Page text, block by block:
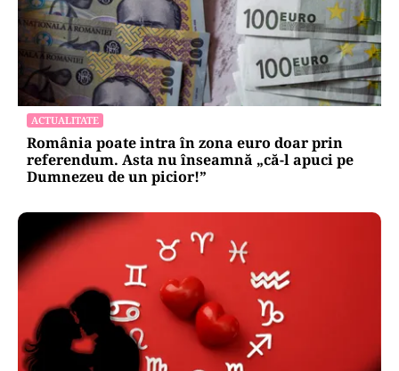
ACTUALITATE
România poate intra în zona euro doar prin
referendum. Asta nu înseamnă „că-l apuci pe
Dumnezeu de un picior!”